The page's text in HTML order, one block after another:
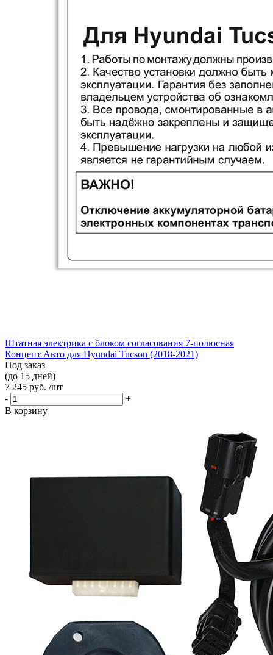
Штатная электрика с блоком согласования 7-полюсная
Концепт Авто для Hyundai Tucson (2018-2021)
Под заказ
(до 15 дней)
7 245 руб. /шт
-
+
В корзину